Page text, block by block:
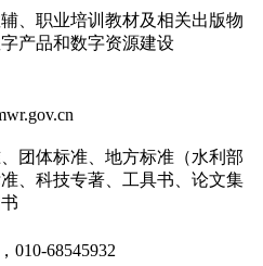
、职业培训教材及相关出版物
产品和数字资源建设
团体标准、地方标准（水利部
、科技专著、工具书、论文集
010-68545932